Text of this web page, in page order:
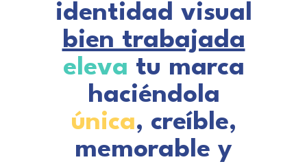
identidad visual
bien trabajada
eleva tu marca
haciéndola
única, creíble,
memorable y